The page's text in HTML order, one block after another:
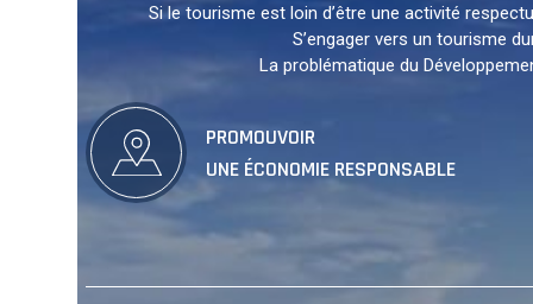
Si le tourisme est loin d’être une activité
S’engager vers un tourisme
La problématique du
PROMOUVOIR
UNE ÉCONOMIE RESPONSABLE